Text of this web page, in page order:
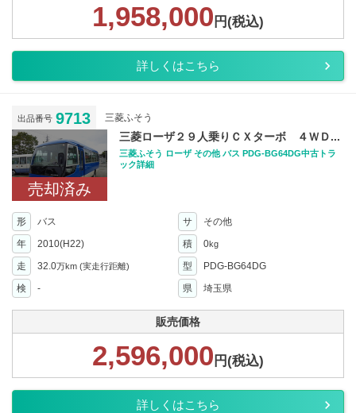
1,958,000 円(税込)
詳しくはこちら
出品番号 9713 三菱ふそう
売却済み
三菱ローザ２９人乗りＣＸターボ ４ＷＤ...
三菱ふそう ローザ その他 バス PDG-BG64DG中古トラ
ック詳細
形 バス サ
その他
年
2010(H22) 積 0kg
走 32.0万km (実走行距離) 型
PDG-BG64DG
検
- 県 埼玉県
販売価格
2,596,000 円(税込)
詳しくはこちら